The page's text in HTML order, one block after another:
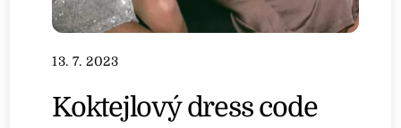
13. 7. 2023
Koktejlový dress code